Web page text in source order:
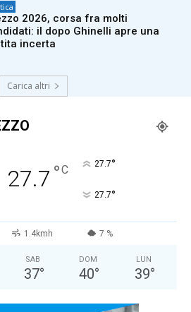
2026, corsa fra molti
il dopo Ghinelli apre una
incerta
Carica altri
27.7 °C 27.7°
27.7°
1.4kmh 7 %
SAB
37°
DOM
40°
LUN
39°